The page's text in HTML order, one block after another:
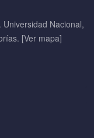
Nacional,
[Ver mapa]